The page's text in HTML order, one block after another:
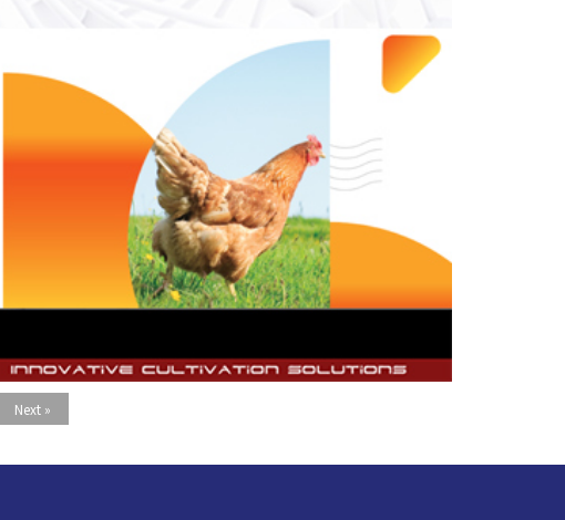
Next »